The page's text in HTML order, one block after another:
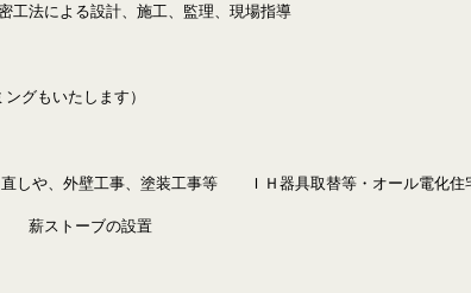
工法による設計、施工、監理、現場指導
グもいたします）
や、外壁工事、塗装工事等 ＩＨ器具取替等・オール電化住
ストーブの設置